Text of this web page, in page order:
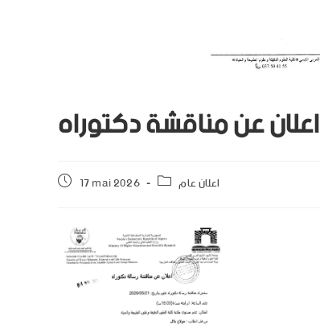
اعلان عن مناقشة دكتوراه
17 mai 2026 اعلان عام